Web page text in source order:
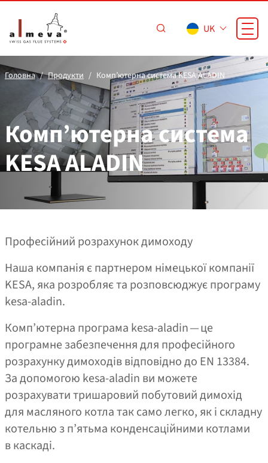
UK
Головна Продукти Комп’ютерна система KESA ALADIN
Комп’ютерна система
KESA ALADIN
Професійний розрахунок димоходу
Наша компанія є партнером німецької компанії
KESA, яка розробляє та розповсюджує програму
kesa-aladin.
Комп’ютерна програма kesa-aladin — це
програмне забезпечення для професійного
розрахунку димоходів відповідно до EN 13384.
За допомогою kesa-aladin ви можете
розрахувати тришаровий побутовий димохід
для масляного котла так само легко, як і складну
котельню з п’ятьма конденсаційними котлами
в каскаді.